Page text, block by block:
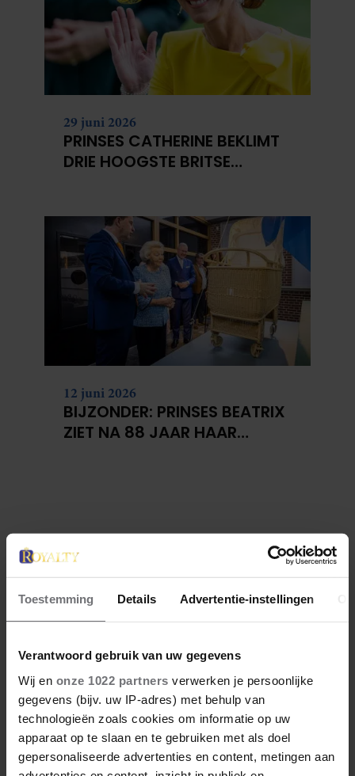
Toestemming Details Advertentie-instellingen
Verantwoord gebruik van uw gegevens
Wij en onze 1022 partners verwerken je persoonlijke
gegevens (bijv. uw IP-adres) met behulp van
technologieën zoals cookies om informatie op uw
apparaat op te slaan en te gebruiken met als doel
gepersonaliseerde advertenties en content, metingen aan
29 juni 2026
PRINSES CATHERINE BEKLIMT
DRIE HOOGSTE BRITSE
12 juni 2026
BIJZONDER: PRINSES BEATRIX
ZIET NA 88 JAAR HAAR